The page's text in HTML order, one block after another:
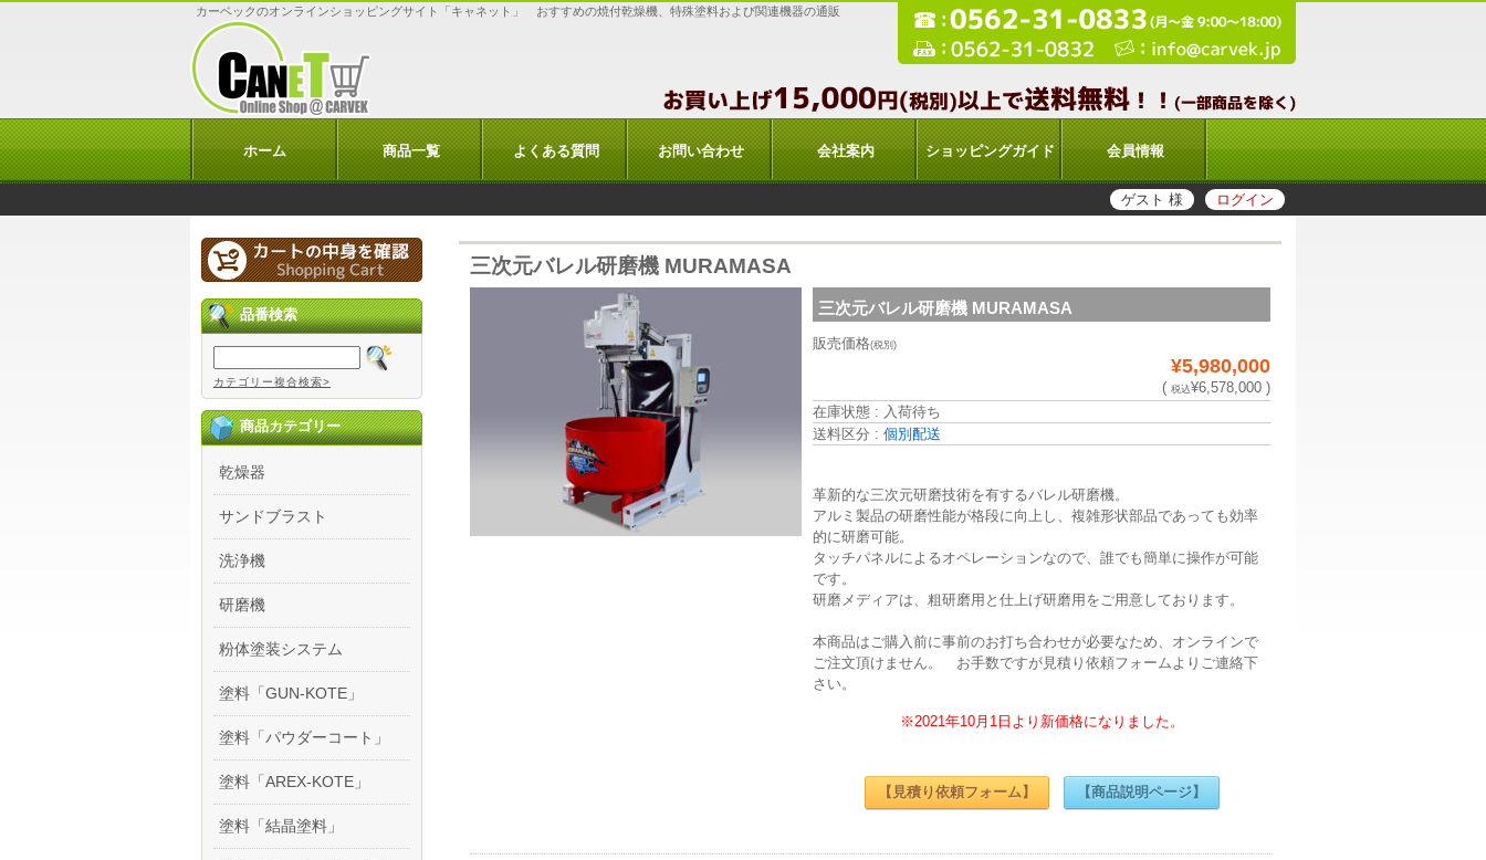
カーベックのオンラインショッピングサイト「キャネット」 おすすめの焼付乾燥機、特殊塗料および関連機器の通販
ホーム 商品一覧 よくある質問 お問い合わせ 会社案内 ショッピングガイド 会員情報
ログイン
ゲスト 様
三次元バレル研磨機 MURAMASA
三次元バレル研磨機 MURAMASA
販売価格(税別)
¥5,980,000
( 税込¥6,578,000 )
在庫状態 : 入荷待ち
送料区分 : 個別配送
革新的な三次元研磨技術を有するバレル研磨機。
アルミ製品の研磨性能が格段に向上し、複雑形状部品であっても効率
的に研磨可能。
タッチパネルによるオペレーションなので、誰でも簡単に操作が可能
です。
研磨メディアは、粗研磨用と仕上げ研磨用をご用意しております。
本商品はご購入前に事前のお打ち合わせが必要なため、オンラインで
ご注文頂けません。 お手数ですが見積り依頼フォームよりご連絡下
さい。
※2021年10月1日より新価格になりました。
【見積り依頼フォーム】 【商品説明ページ】
品番検索
カテゴリー複合検索>
商品カテゴリー
乾燥器
サンドブラスト
洗浄機
研磨機
粉体塗装システム
塗料「GUN-KOTE」
塗料「パウダーコート」
塗料「AREX-KOTE」
塗料「結晶塗料」